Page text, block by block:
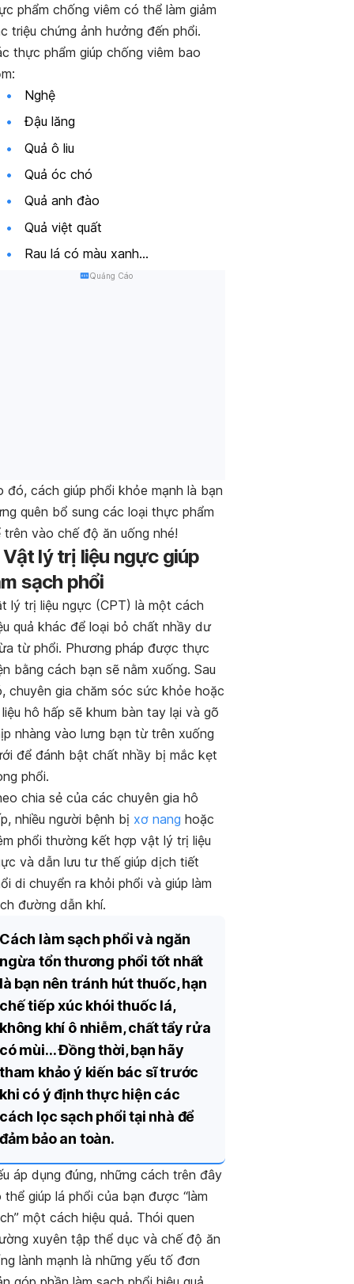
phẩm chống viêm có thể làm giảm
triệu chứng ảnh hưởng đến phổi.
thực phẩm giúp chống viêm bao
Nghệ
Đậu lăng
Quả ô liu
Quả óc chó
Quả anh đào
Quả việt quất
Rau lá có màu xanh…
Quảng Cáo
đó, cách giúp phổi khỏe mạnh là bạn
quên bổ sung các loại thực phẩm
trên vào chế độ ăn uống nhé!
Vật lý trị liệu ngực giúp
sạch phổi
lý trị liệu ngực (CPT) là một cách
quả khác để loại bỏ chất nhầy dư
từ phổi. Phương pháp được thực
bằng cách bạn sẽ nằm xuống. Sau
chuyên gia chăm sóc sức khỏe hoặc
hô hấp sẽ khum bàn tay lại và gõ
nhàng vào lưng bạn từ trên xuống
để đánh bật chất nhầy bị mắc kẹt
phổi.
chia sẻ của các chuyên gia hô
nhiều người bệnh bị xơ nang hoặc
phổi thường kết hợp vật lý trị liệu
và dẫn lưu tư thế giúp dịch tiết
di chuyển ra khỏi phổi và giúp làm
đường dẫn khí.
Cách làm sạch phổi và ngăn
ngừa tổn thương phổi tốt nhất
là bạn nên tránh hút thuốc, hạn
chế tiếp xúc khói thuốc lá,
không khí ô nhiễm, chất tẩy rửa
có mùi… Đồng thời, bạn hãy
tham khảo ý kiến bác sĩ trước
khi có ý định thực hiện các
cách lọc sạch phổi tại nhà để
đảm bảo an toàn.
áp dụng đúng, những cách trên đây
thể giúp lá phổi của bạn được “làm
một cách hiệu quả. Thói quen
xuyên tập thể dục và chế độ ăn
lành mạnh là những yếu tố đơn